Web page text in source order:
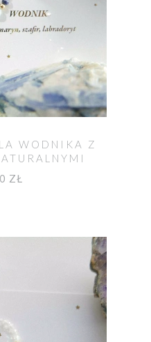
WODNIKA Z
ZŁ